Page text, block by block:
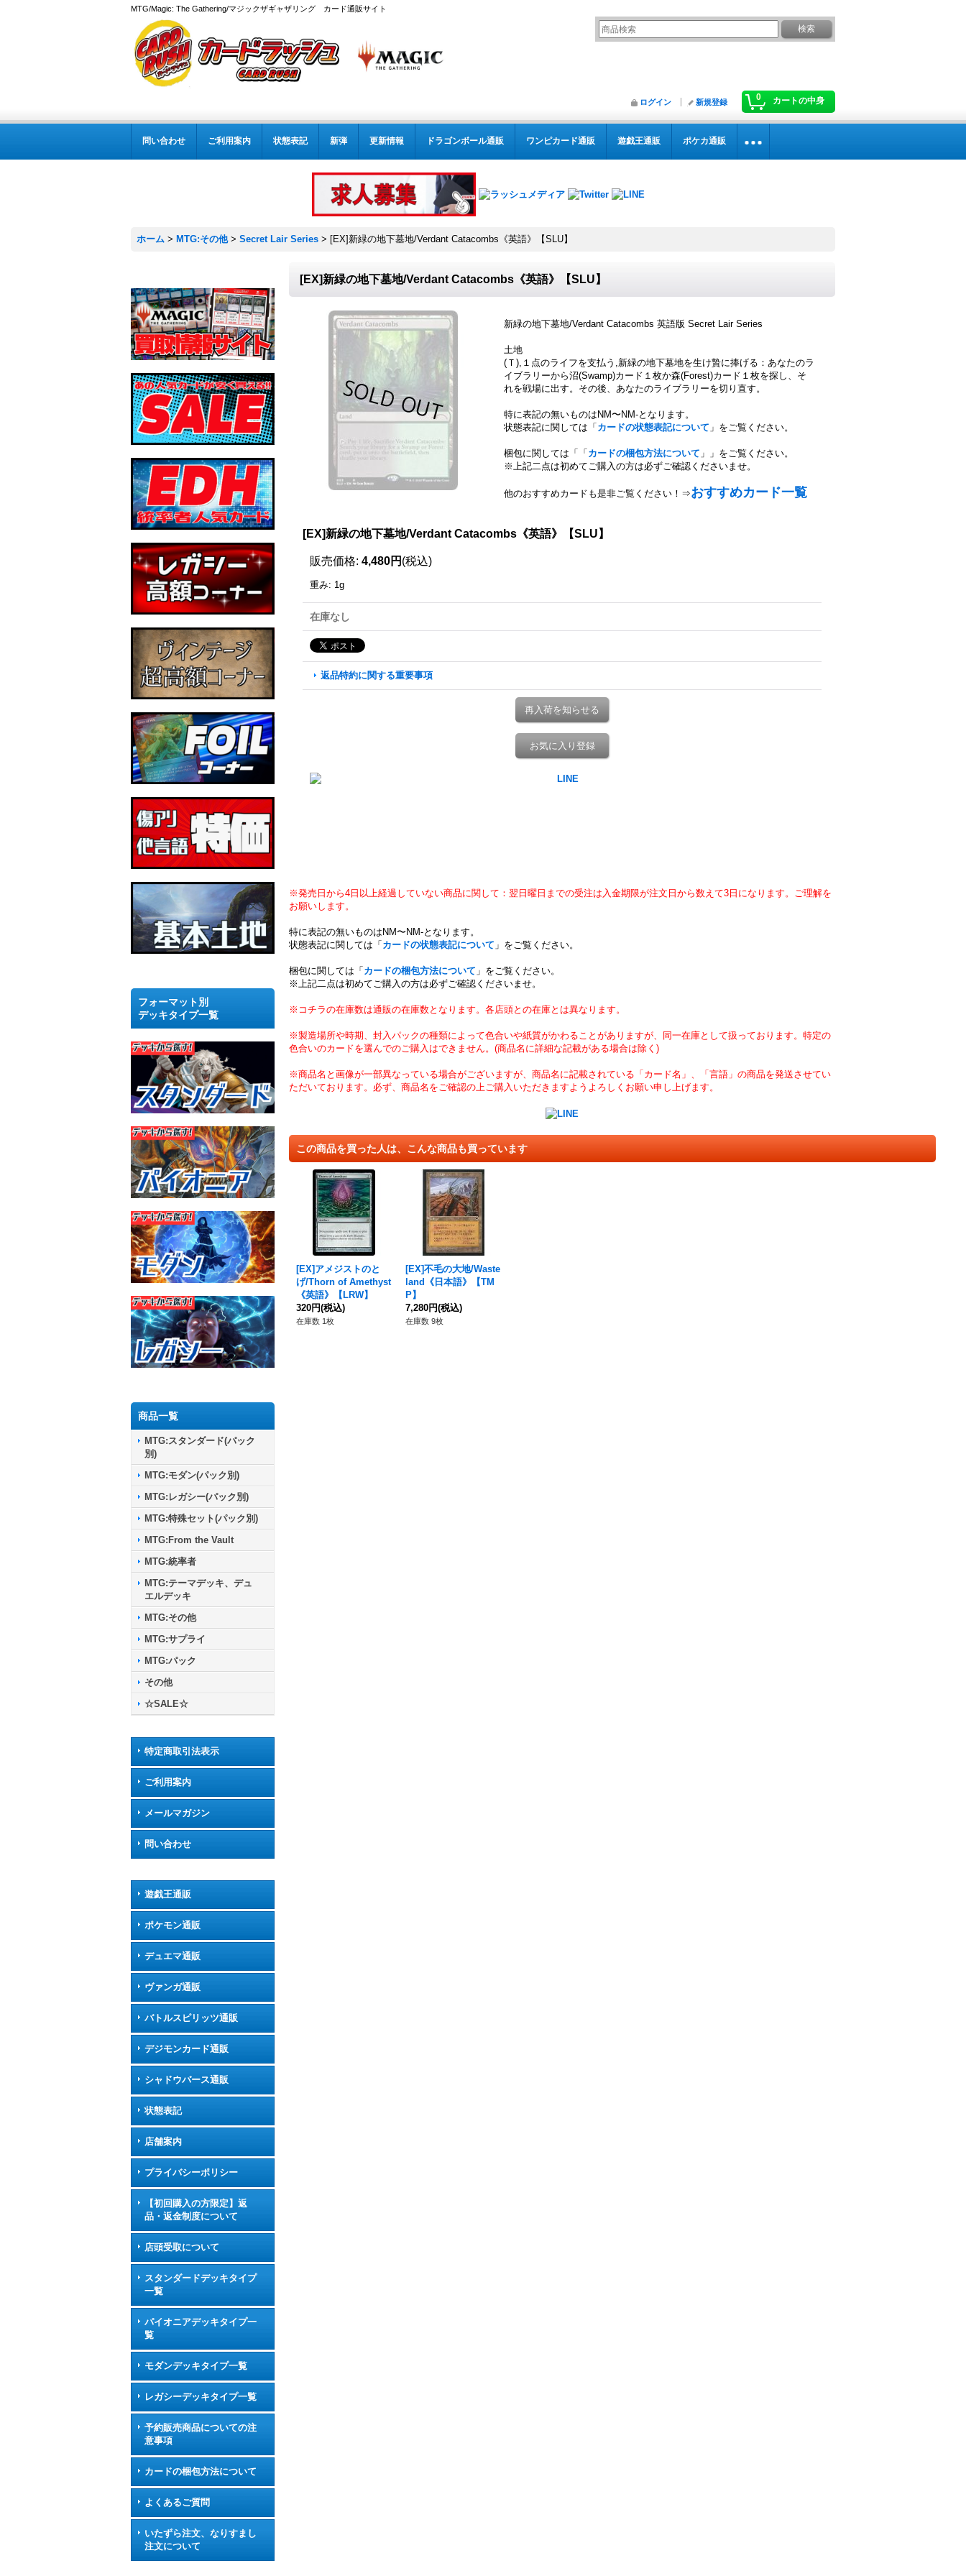
MTG/Magic: The Gathering/マジックザギャザリング カード通販サイト
0 カートの中身
ログイン 新規登録
問い合わせ ご利用案内 状態表記 新弾 更新情報 ドラゴンボール通販 ワンピカード通販 遊戯王通販 ポケカ通販
ホーム > MTG:その他 > Secret Lair Series > [EX]新緑の地下墓地/Verdant Catacombs《英語》【SLU】
フォーマット別
デッキタイプ一覧
商品一覧
MTG:スタンダード(パック
別)
MTG:モダン(パック別)
MTG:レガシー(パック別)
MTG:特殊セット(パック別)
MTG:From the Vault
MTG:統率者
MTG:テーマデッキ、デュ
エルデッキ
MTG:その他
MTG:サプライ
MTG:パック
その他
☆SALE☆
特定商取引法表示
ご利用案内
メールマガジン
問い合わせ
遊戯王通販
ポケモン通販
デュエマ通販
ヴァンガ通販
バトルスピリッツ通販
デジモンカード通販
シャドウバース通販
状態表記
店舗案内
プライバシーポリシー
【初回購入の方限定】返
品・返金制度について
店頭受取について
スタンダードデッキタイプ
一覧
パイオニアデッキタイプ一
覧
モダンデッキタイプ一覧
レガシーデッキタイプ一覧
予約販売商品についての注
意事項
カードの梱包方法について
よくあるご質問
いたずら注文、なりすまし
注文について
[EX]新緑の地下墓地/Verdant Catacombs《英語》【SLU】
新緑の地下墓地/Verdant Catacombs 英語版 Secret Lair Series
土地
(Ｔ),１点のライフを支払う,新緑の地下墓地を生け贄に捧げる：あなたのラ
イブラリーから沼(Swamp)カード１枚か森(Forest)カード１枚を探し、そ
れを戦場に出す。その後、あなたのライブラリーを切り直す。
特に表記の無いものはNM〜NM-となります。
状態表記に関しては「 カードの状態表記について 」をご覧ください。
梱包に関しては「「 カードの梱包方法について 」」をご覧ください。
※上記二点は初めてご購入の方は必ずご確認くださいませ。
他のおすすめカードも是非ご覧ください！⇒おすすめカード一覧
[EX]新緑の地下墓地/Verdant Catacombs《英語》【SLU】
販売価格: 4,480円 (税込)
重み: 1g
在庫なし
返品特約に関する重要事項
再入荷を知らせる
お気に入り登録
※発売日から4日以上経過していない商品に関して：翌日曜日までの受注は入金期限が注文日から数えて3日になります。ご理解を
お願いします。
特に表記の無いものはNM〜NM-となります。
状態表記に関しては「 カードの状態表記について 」をご覧ください。
梱包に関しては「 カードの梱包方法について 」をご覧ください。
※上記二点は初めてご購入の方は必ずご確認くださいませ。
※コチラの在庫数は通販の在庫数となります。各店頭との在庫とは異なります。
※製造場所や時期、封入パックの種類によって色合いや紙質がかわることがありますが、同一在庫として扱っております。特定の
色合いのカードを選んでのご購入はできません。(商品名に詳細な記載がある場合は除く)
※商品名と画像が一部異なっている場合がございますが、商品名に記載されている「カード名」、「言語」の商品を発送させてい
ただいております。必ず、商品名をご確認の上ご購入いただきますようよろしくお願い申し上げます。
この商品を買った人は、こんな商品も買っています
[EX]アメジストのと
げ/Thorn of Amethyst
《英語》【LRW】
320円(税込)
在庫数 1枚
[EX]不毛の大地/Waste
land《日本語》【TM
P】
7,280円(税込)
在庫数 9枚